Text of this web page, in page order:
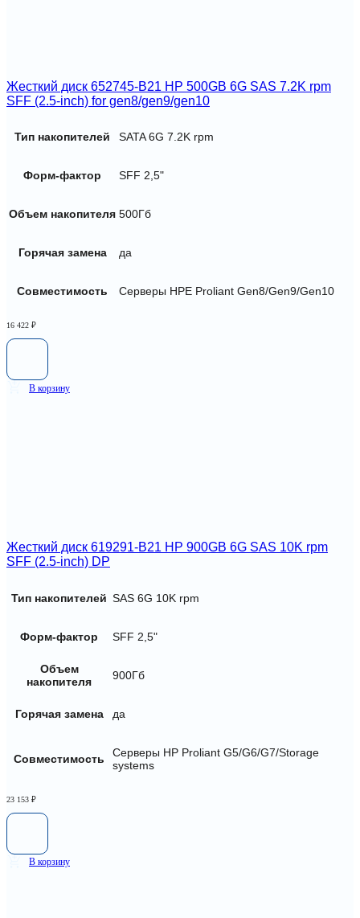
Жесткий диск 652745-B21 HP 500GB 6G SAS 7.2K rpm
SFF (2.5-inch) for gen8/gen9/gen10
Тип накопителей SATA 6G 7.2K rpm
Форм-фактор SFF 2,5"
Объем накопителя 500Гб
Горячая замена да
Совместимость Серверы HPE Proliant Gen8/Gen9/Gen10
16 422 ₽
В корзину
Жесткий диск 619291-B21 HP 900GB 6G SAS 10K rpm
SFF (2.5-inch) DP
Тип накопителей SAS 6G 10K rpm
Форм-фактор SFF 2,5"
Объем
накопителя
900Гб
Горячая замена да
Совместимость
Серверы HP Proliant G5/G6/G7/Storage
systems
23 153 ₽
В корзину